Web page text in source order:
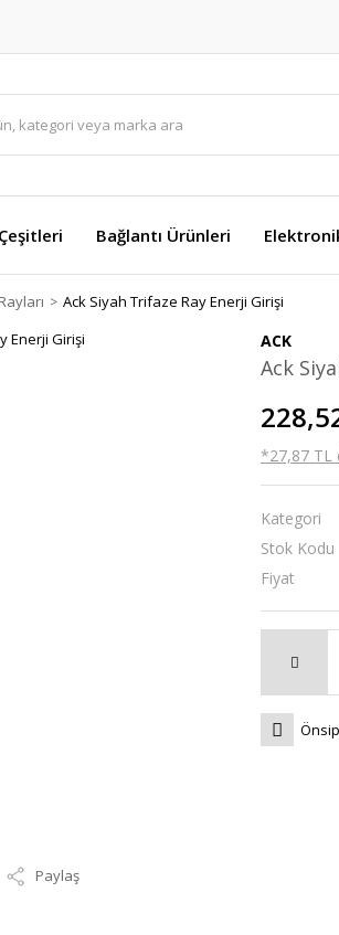
Bağlantı Ürünleri
Ack Siyah Trifaze Ray Enerji Girişi
Paylaş
ACK
Ack
*27,87 TL
Kategori
Stok Kodu
Fiyat